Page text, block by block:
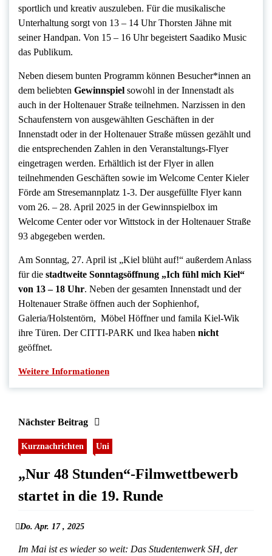
sportlich und kreativ auszuleben. Für die musikalische
Unterhaltung sorgt von 13 – 14 Uhr Thorsten Jähne mit
seiner Handpan. Von 15 – 16 Uhr begeistert Saadiko Music
das Publikum.
Neben diesem bunten Programm können Besucher*innen an
dem beliebten Gewinnspiel sowohl in der Innenstadt als
auch in der Holtenauer Straße teilnehmen. Narzissen in den
Schaufenstern von ausgewählten Geschäften in der
Innenstadt oder in der Holtenauer Straße müssen gezählt und
die entsprechenden Zahlen in den Veranstaltungs-Flyer
eingetragen werden. Erhältlich ist der Flyer in allen
teilnehmenden Geschäften sowie im Welcome Center Kieler
Förde am Stresemannplatz 1-3. Der ausgefüllte Flyer kann
vom 26. – 28. April 2025 in der Gewinnspielbox im
Welcome Center oder vor Wittstock in der Holtenauer Straße
93 abgegeben werden.
Am Sonntag, 27. April ist „Kiel blüht auf!“ außerdem Anlass
für die stadtweite Sonntagsöffnung „Ich fühl mich Kiel“
von 13 – 18 Uhr. Neben der gesamten Innenstadt und der
Holtenauer Straße öffnen auch der Sophienhof,
Galeria/Holstentörn, Möbel Höffner und famila Kiel-Wik
ihre Türen. Der CITTI-PARK und Ikea haben nicht
geöffnet.
Weitere Informationen
Nächster Beitrag
Kurznachrichten Uni
„Nur 48 Stunden“-Filmwettbewerb
startet in die 19. Runde
Do. Apr. 17 , 2025
Im Mai ist es wieder so weit: Das Studentenwerk SH, der